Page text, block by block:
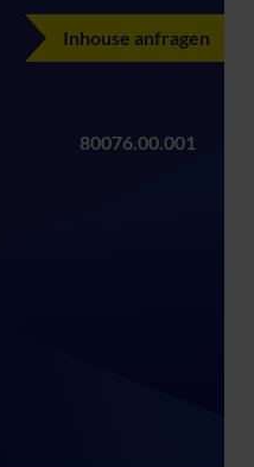
Inhouse anfragen
80076.00.001